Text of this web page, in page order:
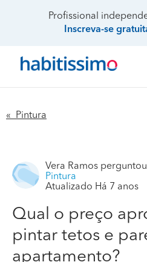
Profissional
Inscreva-se
« Pintura
Vera Ramos
Pintura
Atualizado Há 7 anos
Qual o preço
pintar tetos e
apartamento?